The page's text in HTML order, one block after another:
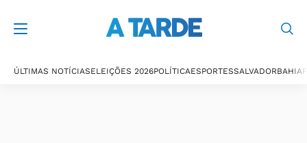
ÚLTIMAS NOTÍCIASELEIÇÕES 2026POLÍTICAESPORTESSALVADORBAHIA